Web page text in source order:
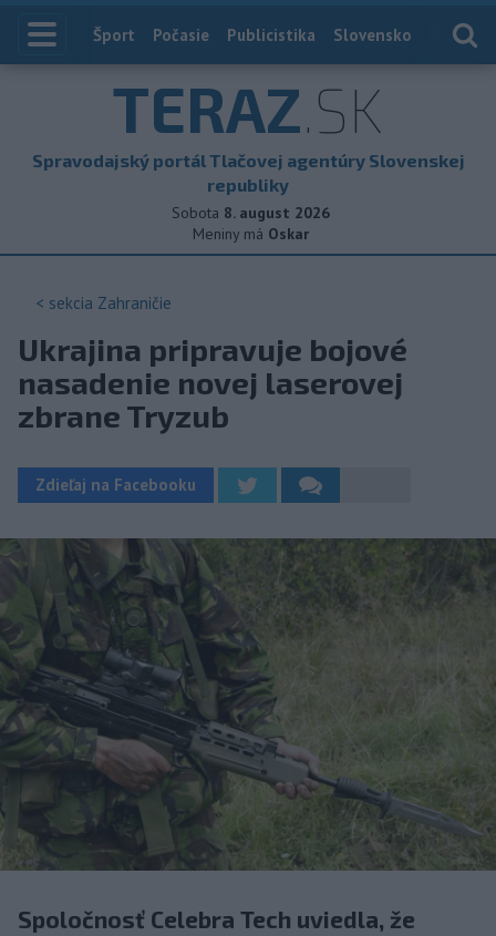
Index
Šport Počasie Publicistika Slovensko
TERAZ.SK
Spravodajský portál Tlačovej agentúry Slovenskej
republiky
Sobota 8. august 2026
Meniny má Oskar
< sekcia Zahraničie
Ukrajina pripravuje bojové
nasadenie novej laserovej
zbrane Tryzub
Zdieľaj na Facebooku
Spoločnosť Celebra Tech uviedla, že